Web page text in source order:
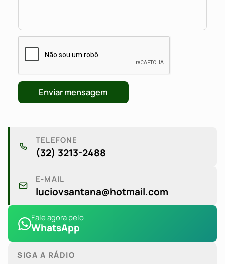
Enviar mensagem
TELEFONE
(32) 3213-2488
E-MAIL
luciovsantana@hotmail.com
Fale agora pelo
WhatsApp
SIGA A RÁDIO